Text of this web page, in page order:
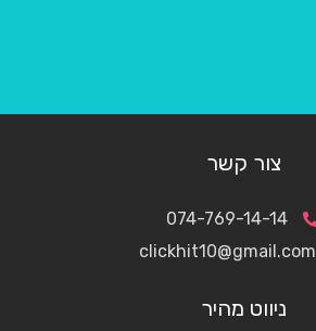
צור קשר
074-769-14-14
clickhit10@gmail.com
ניווט מהיר